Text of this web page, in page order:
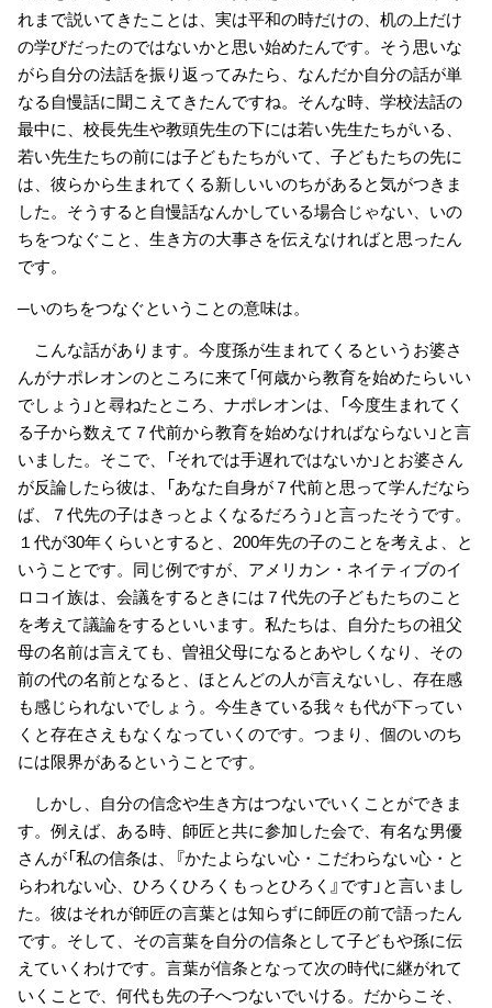
れまで説いてきたことは、実は平和の時だけの、机の上だけ
の学びだったのではないかと思い始めたんです。そう思いな
がら自分の法話を振り返ってみたら、なんだか自分の話が単
なる自慢話に聞こえてきたんですね。そんな時、学校法話の
最中に、校長先生や教頭先生の下には若い先生たちがいる、
若い先生たちの前には子どもたちがいて、子どもたちの先に
は、彼らから生まれてくる新しいいのちがあると気がつきま
した。そうすると自慢話なんかしている場合じゃない、いの
ちをつなぐこと、生き方の大事さを伝えなければと思ったん
です。
─いのちをつなぐということの意味は。
こんな話があります。今度孫が生まれてくるというお婆さ
んがナポレオンのところに来て「何歳から教育を始めたらいい
でしょう」と尋ねたところ、ナポレオンは、「今度生まれてく
る子から数えて７代前から教育を始めなければならない」と言
いました。そこで、「それでは手遅れではないか」とお婆さん
が反論したら彼は、「あなた自身が７代前と思って学んだなら
ば、７代先の子はきっとよくなるだろう」と言ったそうです。
１代が30年くらいとすると、200年先の子のことを考えよ、と
いうことです。同じ例ですが、アメリカン・ネイティブのイ
ロコイ族は、会議をするときには７代先の子どもたちのこと
を考えて議論をするといいます。私たちは、自分たちの祖父
母の名前は言えても、曽祖父母になるとあやしくなり、その
前の代の名前となると、ほとんどの人が言えないし、存在感
も感じられないでしょう。今生きている我々も代が下ってい
くと存在さえもなくなっていくのです。つまり、個のいのち
には限界があるということです。
しかし、自分の信念や生き方はつないでいくことができま
す。例えば、ある時、師匠と共に参加した会で、有名な男優
さんが「私の信条は、『かたよらない心・こだわらない心・と
らわれない心、ひろくひろくもっとひろく』です」と言いまし
た。彼はそれが師匠の言葉とは知らずに師匠の前で語ったん
です。そして、その言葉を自分の信条として子どもや孫に伝
えていくわけです。言葉が信条となって次の時代に継がれて
いくことで、何代も先の子へつないでいける。だからこそ、